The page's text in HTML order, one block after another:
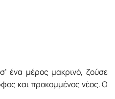
ένα µέρος µακρινό, ζούσε
και προκοµµένος νέος. Ο